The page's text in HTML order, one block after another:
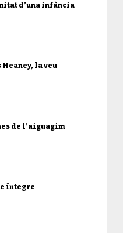
d’una infància
Heaney, la veu
de l’aiguagim
íntegre